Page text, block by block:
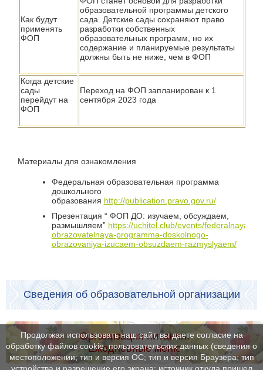
Как будут
применять
ФОП
образовательной программы детского
сада. Детские сады сохраняют право
разработки собственных
образовательных программ, но их
содержание и планируемые результаты
должны быть не ниже, чем в ФОП
Когда детские
сады
перейдут на
ФОП
Переход на ФОП запланирован к 1
сентября 2023 года
Материалы для ознакомления
Федеральная образовательная программа
дошкольного
образования http://publication.pravo.gov.ru/
Презентация “ ФОП ДО: изучаем, обсуждаем,
размышляем” https://uchitel.club/events/federalnaya-
obrazovatelnaya-programma-doskolnogo-
obrazovaniya-izucaem-obsuzdaem-razmyslyaem/
Сведения об образовательной организации
Организация питания.
Ежедневные меню
Продолжая использовать наш сайт, вы даете согласие на
обработку файлов cookie, пользовательских данных (сведения о
местоположении; тип и версия ОС; тип и версия Браузера; тип